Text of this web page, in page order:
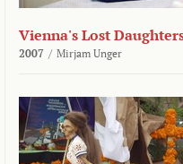
Vienna's Lost
2007 / Mirjam Unger